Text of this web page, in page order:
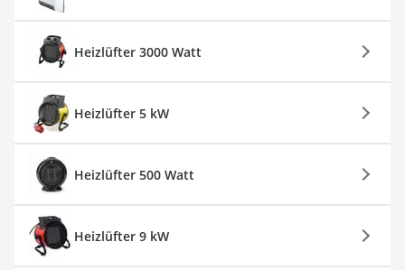
Heizlüfter 3000 Watt
Heizlüfter 5 kW
Heizlüfter 500 Watt
Heizlüfter 9 kW